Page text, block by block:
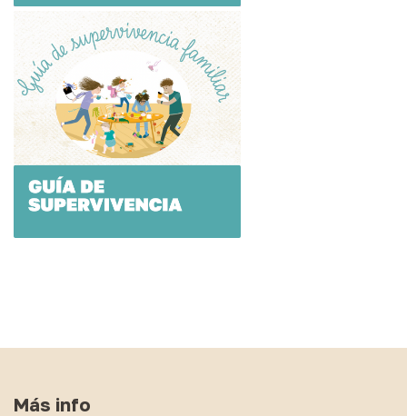
Más info